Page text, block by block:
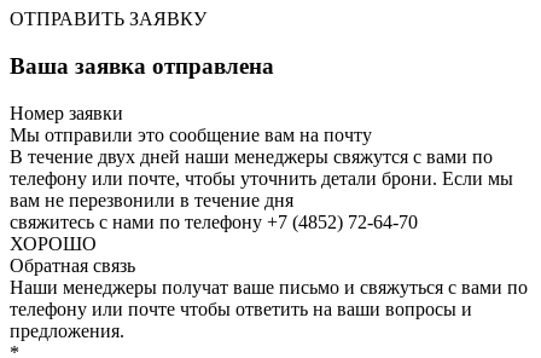
ОТПРАВИТЬ ЗАЯВКУ
Ваша заявка отправлена
Номер заявки
Мы отправили это сообщение вам на почту
В течение двух дней наши менеджеры свяжутся с вами по
телефону или почте, чтобы уточнить детали брони. Если мы
вам не перезвонили в течение дня
свяжитесь с нами по телефону +7 (4852) 72-64-70
ХОРОШО
Обратная связь
Наши менеджеры получат ваше письмо и свяжуться с вами по
телефону или почте чтобы ответить на ваши вопросы и
предложения.
*